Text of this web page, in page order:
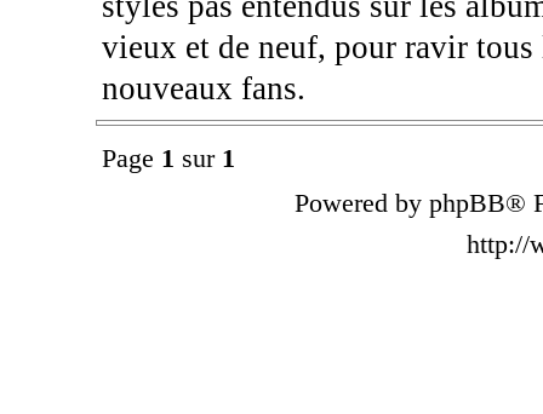
vieux et de neuf, pour ravir tous
nouveaux fans.
Page 1 sur 1
Powered by phpBB®
http://